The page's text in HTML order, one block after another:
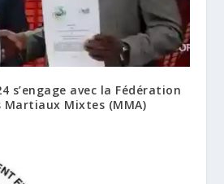
s’engage avec la Fédération
Martiaux Mixtes (MMA)